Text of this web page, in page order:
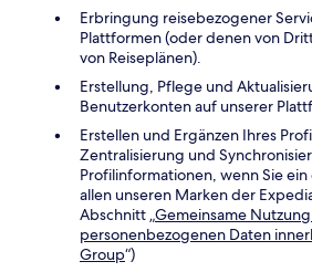
Erbringung reisebezogener
Plattformen (oder denen von
von Reiseplänen).
Erstellung, Pflege und
Benutzerkonten auf unserer
Erstellen und Ergänzen Ihres
Zentralisierung und
Profilinformationen, wenn Sie
allen unseren Marken der
Abschnitt „Gemeinsame
personenbezogenen Daten
Group“)